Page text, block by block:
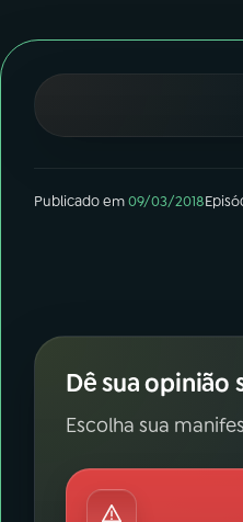
ACOMPANHE A RÁDIO
Publicado em09/03/2018
Dê sua opinião
Escolha sua